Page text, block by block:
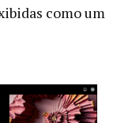
como um